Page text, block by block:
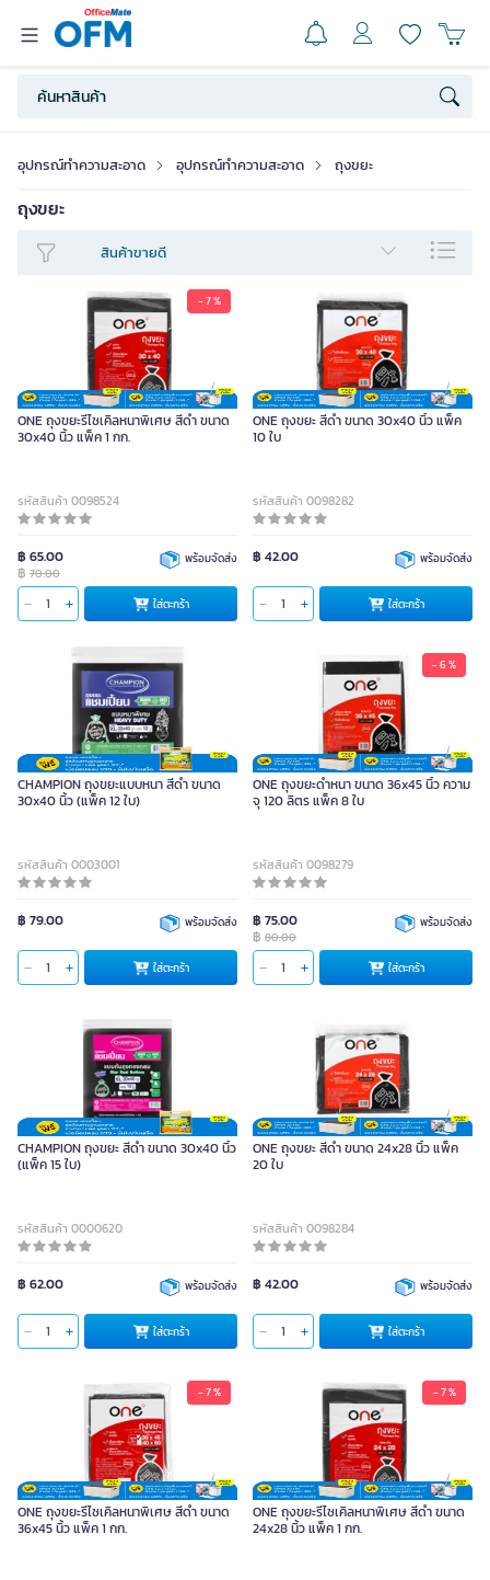
อุปกรณ์ทำความสะอาด อุปกรณ์ทำความสะอาด ถุงขยะ
ถุงขยะ
สินค้าขายดี
- 7 %
ONE ถุงขยะรีไซเคิลหนาพิเศษ สีดำ ขนาด
30x40 นิ้ว แพ็ค 1 กก.
รหัสสินค้า 0098524
฿ 65.00
฿ 70.00
พร้อมจัดส่ง
ใส่ตะกร้า
ONE ถุงขยะ สีดำ ขนาด 30x40 นิ้ว แพ็ค
10 ใบ
รหัสสินค้า 0098282
฿ 42.00 พร้อมจัดส่ง
ใส่ตะกร้า
CHAMPION ถุงขยะแบบหนา สีดำ ขนาด
30x40 นิ้ว (แพ็ค 12 ใบ)
รหัสสินค้า 0003001
฿ 79.00 พร้อมจัดส่ง
ใส่ตะกร้า
- 6 %
ONE ถุงขยะดำหนา ขนาด 36x45 นิ้ว ความ
จุ 120 ลิตร แพ็ค 8 ใบ
รหัสสินค้า 0098279
฿ 75.00
฿ 80.00
พร้อมจัดส่ง
ใส่ตะกร้า
CHAMPION ถุงขยะ สีดำ ขนาด 30x40 นิ้ว
(แพ็ค 15 ใบ)
รหัสสินค้า 0000620
฿ 62.00 พร้อมจัดส่ง
ใส่ตะกร้า
ONE ถุงขยะ สีดำ ขนาด 24x28 นิ้ว แพ็ค
20 ใบ
รหัสสินค้า 0098284
฿ 42.00 พร้อมจัดส่ง
ใส่ตะกร้า
- 7 %
ONE ถุงขยะรีไซเคิลหนาพิเศษ สีดำ ขนาด
36x45 นิ้ว แพ็ค 1 กก.
- 7 %
ONE ถุงขยะรีไซเคิลหนาพิเศษ สีดำ ขนาด
24x28 นิ้ว แพ็ค 1 กก.